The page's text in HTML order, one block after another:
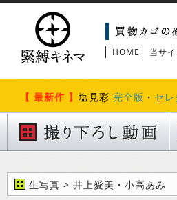
HOME 当サ
【 最新作 】 塩見彩 完全版 ・ セ
生写真 > 井上愛美・小高あみ